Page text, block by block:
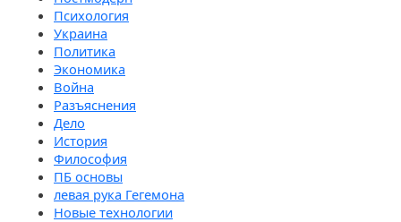
Психология
Украина
Политика
Экономика
Война
Разъяснения
Дело
История
Философия
ПБ основы
левая рука Гегемона
Новые технологии